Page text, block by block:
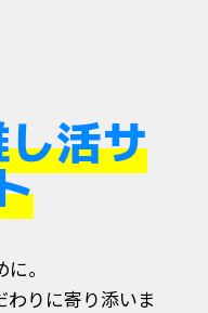
活サ
。
わりに寄り添いま